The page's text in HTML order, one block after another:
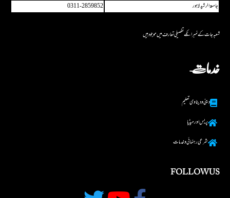
جامعۃ الرشید لاہور
0311-2859852
شعبہ جات کے نمبر انکے تفصیلی تعارف میں مو جو د ہیں
خدمات
دینی و دینا وی تعلیم
پریس اور میڈیا
شرعی رہنما ئی و خدمات
FOLLOW US